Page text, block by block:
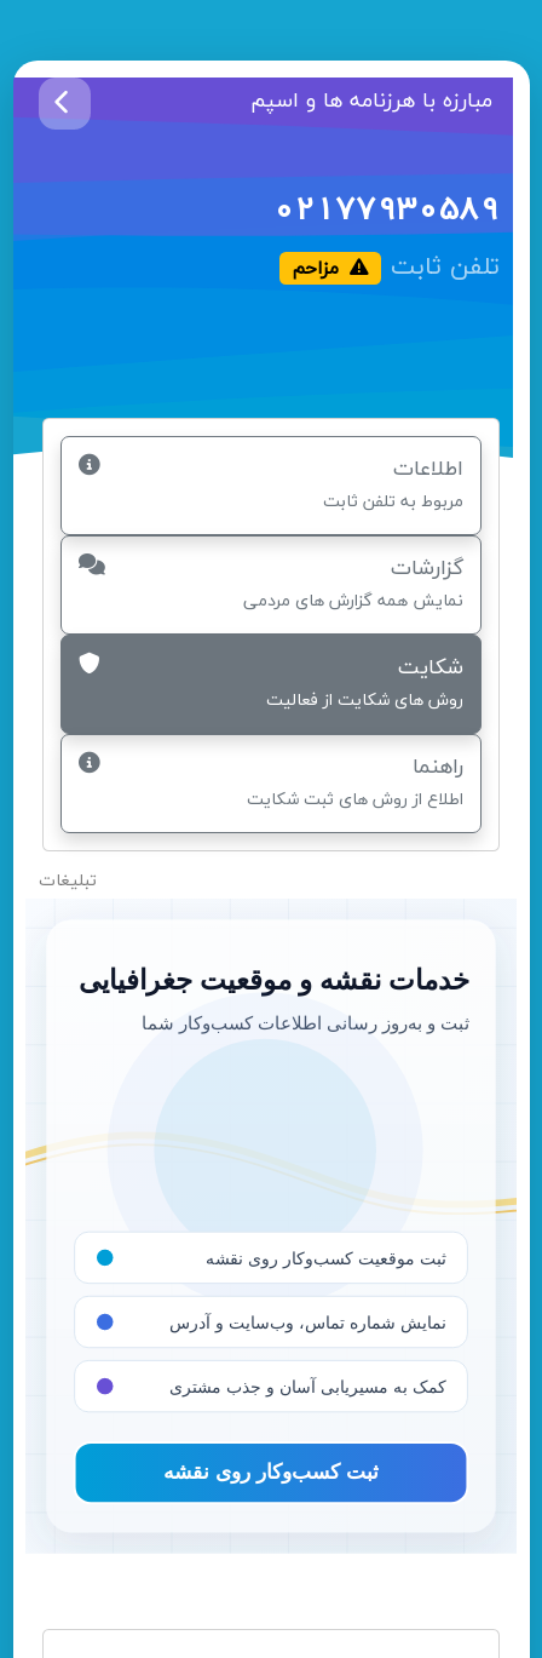
مبارزه با هرزنامه ها و اسپم
02177930589
تلفن ثابت مزاحم
اطلاعات
مربوط به تلفن ثابت
گزارشات
نمایش همه گزارش های مردمی
شکایت
روش های شکایت از فعالیت
راهنما
اطلاع از روش های ثبت شکایت